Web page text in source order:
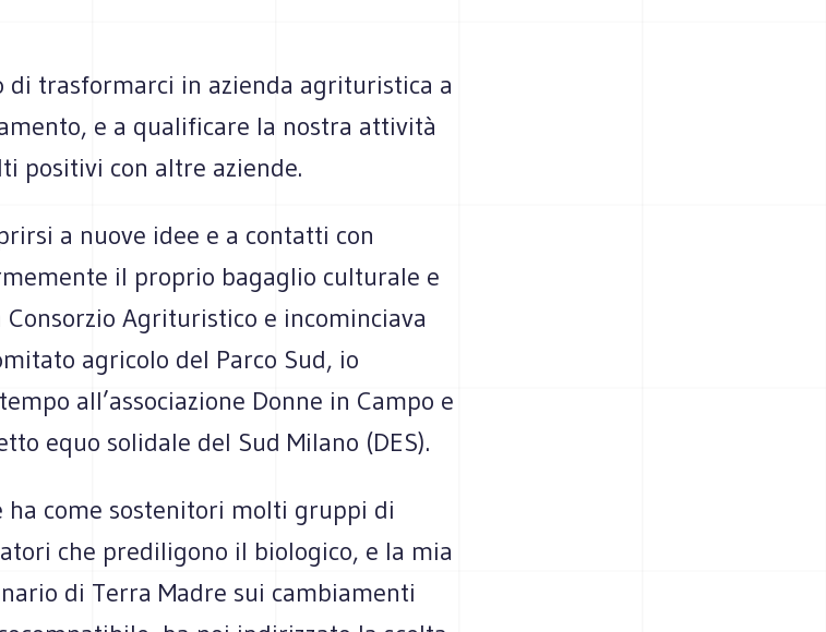
di trasformarci in azienda agrituristica a
e a qualificare la nostra attività
positivi con altre aziende.
a nuove idee e a contatti con
il proprio bagaglio culturale e
Agrituristico e incominciava
agricolo del Parco Sud, io
all’associazione Donne in Campo e
equo solidale del Sud Milano (DES).
ha come sostenitori molti gruppi di
che prediligono il biologico, e la mia
di Terra Madre sui cambiamenti